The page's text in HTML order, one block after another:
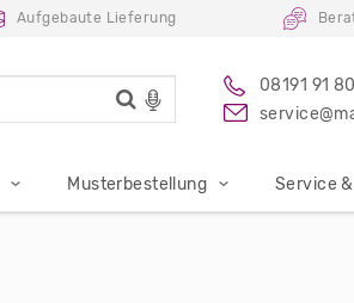
Aufgebaute Lieferung
08191 91
Musterbestellung Service